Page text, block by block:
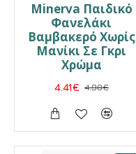
Minerva Παιδικό
Φανελάκι
Βαμβακερό Χωρίς
Μανίκι Σε Γκρι
Χρώμα
4.41€ 4.90€